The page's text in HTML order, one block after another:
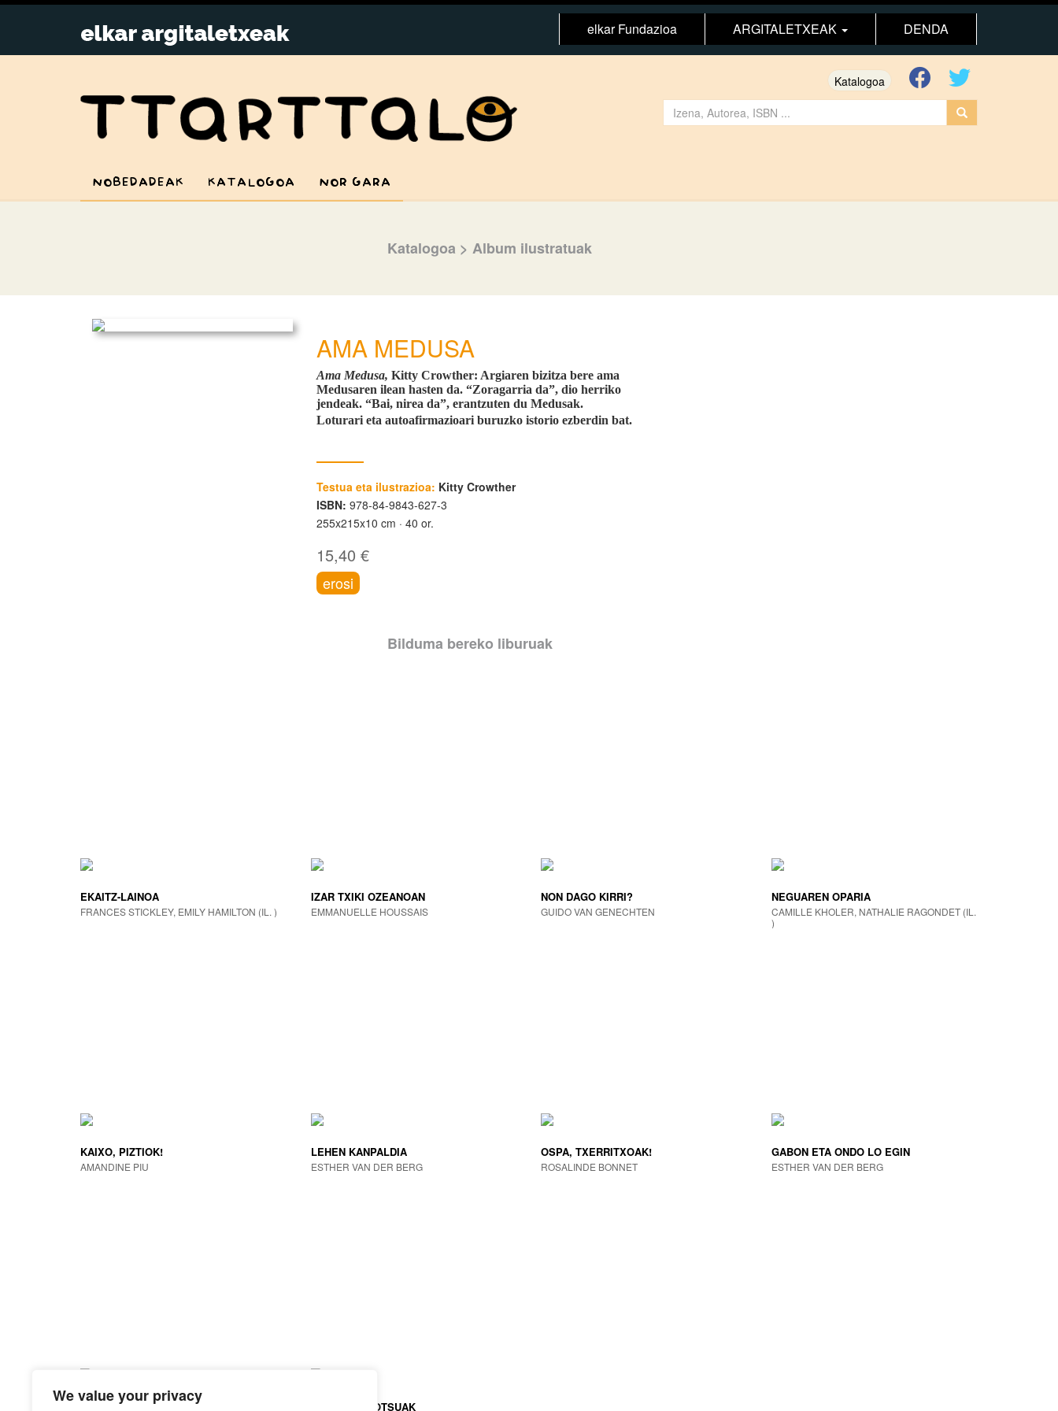
We value your privacy
elkar Fundazioa ARGITALETXEAK DENDA
Katalogoa
NOBEDADEAK KATALOGOA NOR GARA
Katalogoa > Album ilustratuak
AMA MEDUSA
Ama Medusa, Kitty Crowther: Argiaren bizitza bere ama
Medusaren ilean hasten da. “Zoragarria da”, dio herriko
jendeak. “Bai, nirea da”, erantzuten du Medusak.
Loturari eta autoafirmazioari buruzko istorio ezberdin bat.
Testua eta ilustrazioa: Kitty Crowther
ISBN: 978-84-9843-627-3
255x215x10 cm
40 or.
15,40 €
erosi
Bilduma bereko liburuak
EKAITZ-LAINOA
FRANCES STICKLEY, EMILY HAMILTON (IL. )
IZAR TXIKI OZEANOAN
EMMANUELLE HOUSSAIS
NON DAGO KIRRI?
GUIDO VAN GENECHTEN
NEGUAREN OPARIA
CAMILLE KHOLER, NATHALIE RAGONDET (IL.
)
KAIXO, PIZTIOK!
AMANDINE PIU
LEHEN KANPALDIA
ESTHER VAN DER BERG
OSPA, TXERRITXOAK!
ROSALINDE BONNET
GABON ETA ONDO LO EGIN
ESTHER VAN DER BERG
PERU SAGUTXOA GAUZA BALIOTSUAK